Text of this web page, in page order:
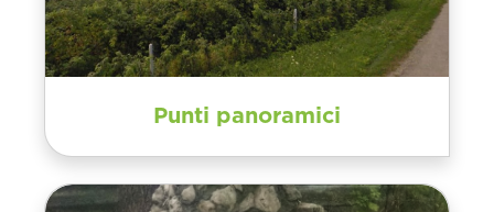
Punti panoramici